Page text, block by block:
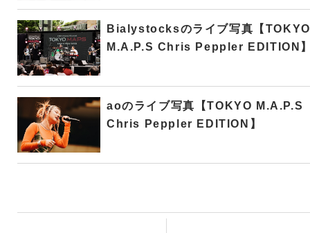
Bialystocksのライブ写真【TOKYO
M.A.P.S Chris Peppler EDITION
aoのライブ写真【TOKYO M.A.P.S
Chris Peppler EDITION】